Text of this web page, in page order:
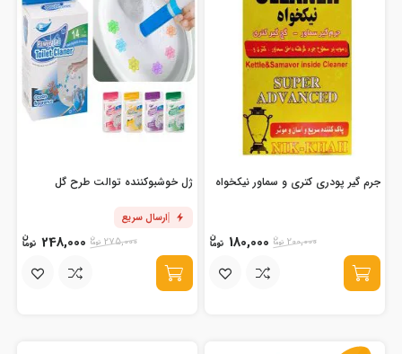
جرم گیر پودری کتری و سماور نیکخواه
200,000
180,000
ژل خوشبوکننده توالت طرح گل
ارسال سریع
275,000
248,000